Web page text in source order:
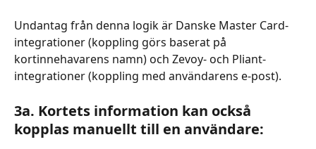
Undantag från denna logik är Danske Master Card-
integrationer (koppling görs baserat på
kortinnehavarens namn) och Zevoy- och Pliant-
integrationer (koppling med användarens e-post).
3a. Kortets information kan också
kopplas manuellt till en användare: